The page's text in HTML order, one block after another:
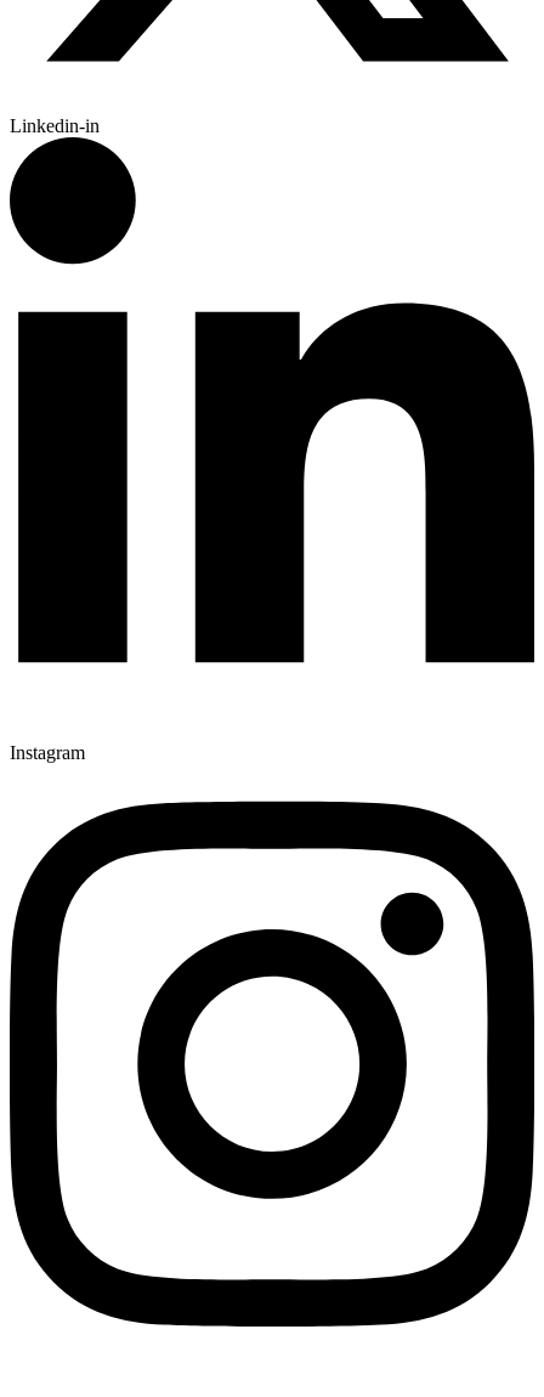
Linkedin-in
Instagram